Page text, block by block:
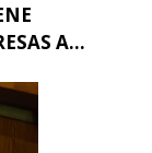
A...